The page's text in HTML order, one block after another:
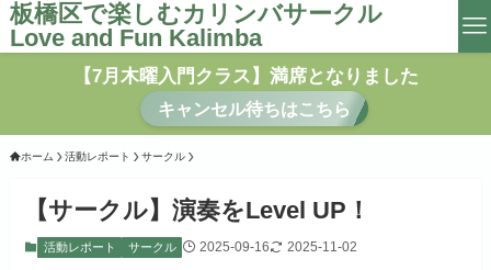
板橋区で楽しむカリンバサークル
Love and Fun Kalimba
【7月木曜入門クラス】満席となりました
キャンセル待ちはこちら
ホーム 活動レポート サークル
【サークル】演奏をLevel UP！
活動レポート サークル 2025-09-16 2025-11-02